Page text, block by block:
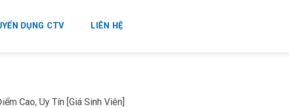
DỤNG CTV LIÊN HỆ
Cao, Uy Tín [Giá Sinh Viên]